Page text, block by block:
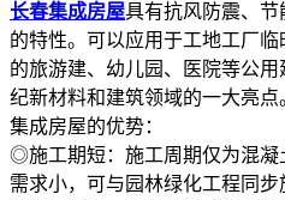
长春集成房屋具有抗风防震、节
的特性。可以应用于工地工厂
的旅游建、幼儿园、医院等公
纪新材料和建筑领域的一大亮点
集成房屋的优势：
◎施工期短：施工周期仅为混凝
需求小，可与园林绿化工程同步